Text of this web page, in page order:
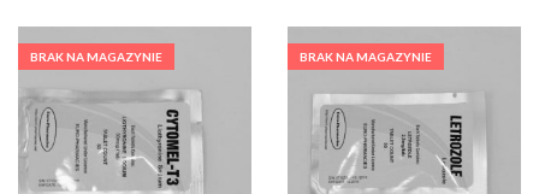
BRAK NA MAGAZYNIE BRAK NA MAGAZYNIE